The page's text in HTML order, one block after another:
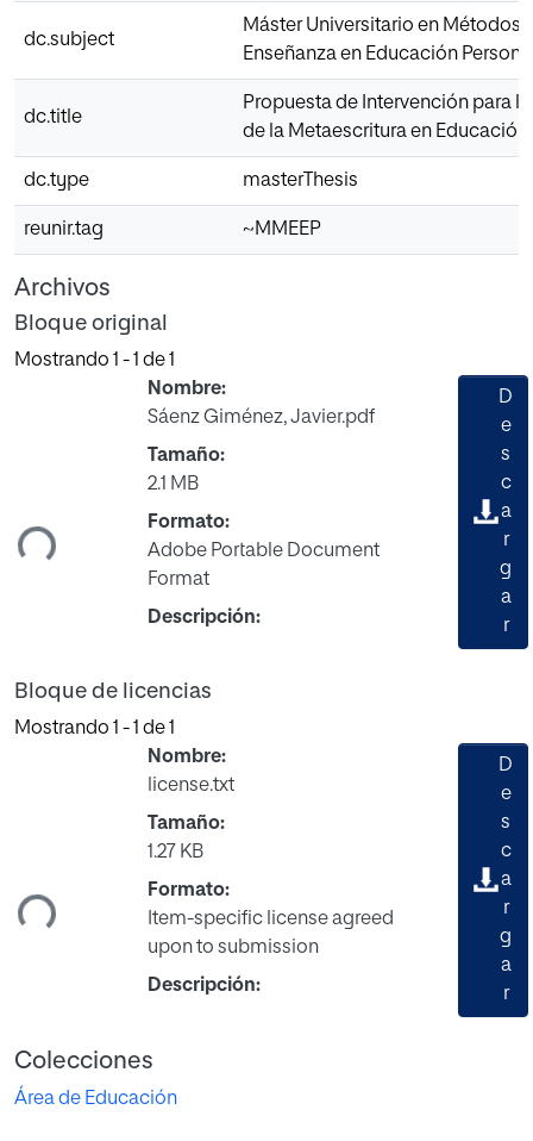
dc.subject
Máster Universitario en Métodos
Enseñanza en Educación
dc.title
Propuesta de Intervención para
de la Metaescritura en Educación
dc.type masterThesis
reunir.tag ~MMEEP
Archivos
Bloque original
Mostrando 1 - 1 de 1
Cargando...
Nombre:
Sáenz Giménez, Javier.pdf
Tamaño:
2.1 MB
Formato:
Adobe Portable Document
Format
Descripción:
D
e
s
c
a
r
g
a
r
Bloque de licencias
Mostrando 1 - 1 de 1
Cargando...
Nombre:
license.txt
Tamaño:
1.27 KB
Formato:
Item-specific license agreed
upon to submission
Descripción:
D
e
s
c
a
r
g
a
r
Colecciones
Área de Educación